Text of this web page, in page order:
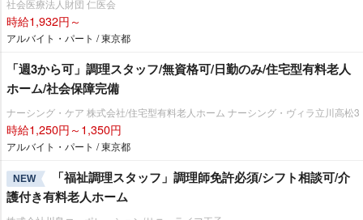
社会医療法人財団 仁医会
時給1,932円～
アルバイト・パート / 東京都
「週3から可」調理スタッフ/無資格可/日勤のみ/住宅型有料老人
ホーム/社会保障完備
ナーシング・ケア 株式会社/住宅型有料老人ホーム ナーシング・ヴィラ立川高松3
時給1,250円～1,350円
アルバイト・パート / 東京都
NEW
「福祉調理スタッフ」調理師免許必須/シフト相談可/介
護付き有料老人ホーム